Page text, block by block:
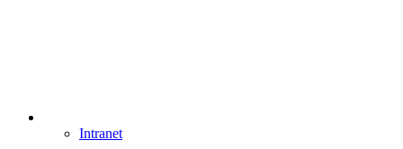
Intranet